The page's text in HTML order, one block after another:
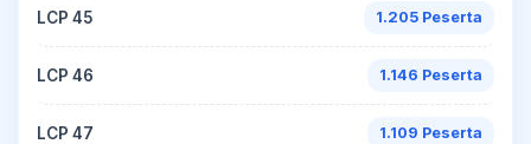
LCP 45 1.205 Peserta
LCP 46 1.146 Peserta
LCP 47 1.109 Peserta